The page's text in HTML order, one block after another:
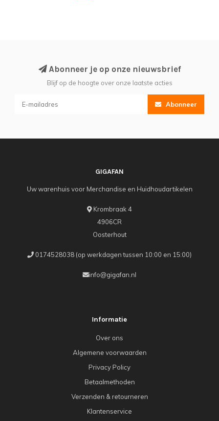
Abonneer je op onze nieuwsbrief
Blijf op de hoogte over onze laatste acties
Abonneer
GIGAFAN
Uw warenhuis voor Merchandise en Huidhoudartikelen
Krombraak 4
4906CR
Oosterhout
0174528038 (op werkdagen tussen 10:00 en 15:00)
info@gigafan.nl
Informatie
Over ons
Algemene voorwaarden
Privacy Policy
Betaalmethoden
Verzenden & retourneren
Klantenservice